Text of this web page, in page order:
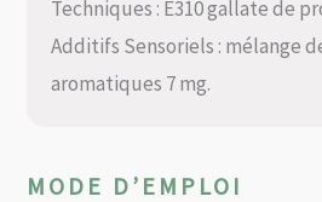
Techniques : E310 gallate de
Additifs Sensoriels : mélange
aromatiques 7 mg.
MODE D’EMPLOI